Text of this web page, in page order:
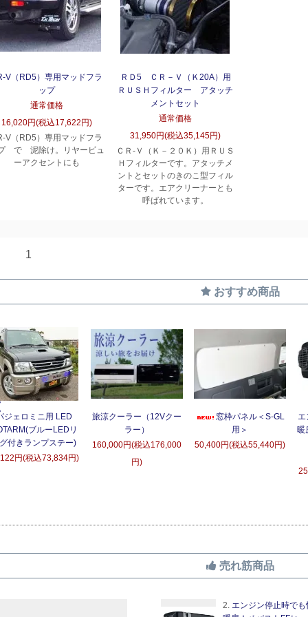
V（RD5）専用マッドフラ
ップ
通常価格
16,020円(税込17,622円)
V（RD5）専用マッドフラ
で 泥除け。リヤービュ
ーアクセントにも
ＲＤ5 ＣＲ－Ｖ（Ｋ20A）用
ＲＵＳＨフィルター アタッチ
メントセット
通常価格
31,950円(税込35,145円)
ＣＲ-Ｖ（Ｋ－２０Ｋ）用ＲＵＳ
Ｈフィルターです。アタッチメ
ントとセットのきのこ型フィル
ターです。エアクリーナーとも
呼ばれています。
1
おすすめ商品
ジェロミニ用 LED
ブルーLEDリ
付きランプステー)
円(税込73,834円)
旅涼クーラー（12Vクー
ラー）
160,000円(税込176,000
円)
窓枠パネル＜S-GL
用＞
50,400円(税込55,440円)
暖
売れ筋商品
2.エンジン停止時でも